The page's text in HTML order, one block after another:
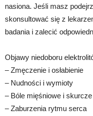
nasiona. Jeśli masz
skonsultować się z
badania i zalecić
Objawy niedoboru
– Zmęczenie i osłabienie
– Nudności i wymioty
– Bóle mięśniowe i skurcze
– Zaburzenia rytmu serca